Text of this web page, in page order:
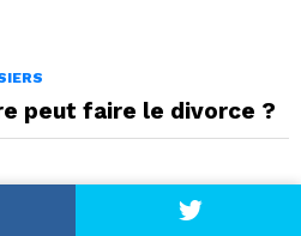
peut faire le divorce ?